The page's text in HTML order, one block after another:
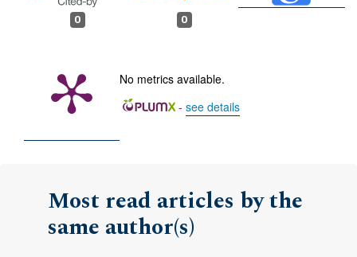
0 0
No metrics available.
- see details
Most read articles by the
same author(s)